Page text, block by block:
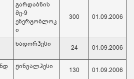
გარდაბნის
მე-9
ენერგობლოკ
ი
300 01.09.2006
ხადორჰესი 24 01.09.2006
ჟინვალჰესი 130 01.09.2006